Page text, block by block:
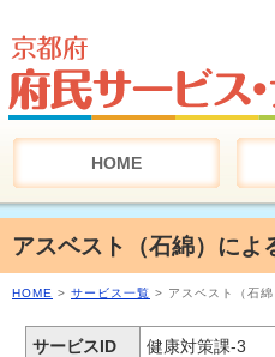
HOME
アスベスト（石綿）によ
HOME > サービス一覧 > アスベスト（石
サービスID 健康対策課-3